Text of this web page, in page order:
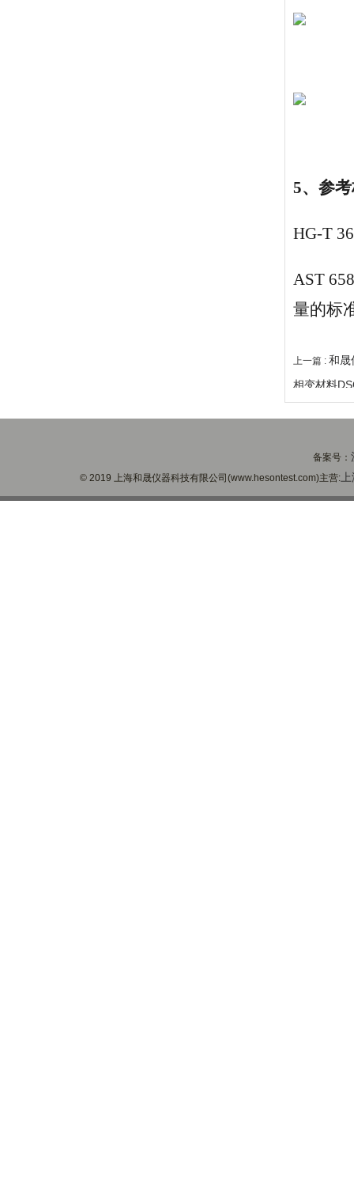
5、参
HG-T
AST
量的标
上一篇 : 和晟
相变材料
备案号：
© 2019 上海和晟仪器科技有限公司(www.hesontest.com)主营:上